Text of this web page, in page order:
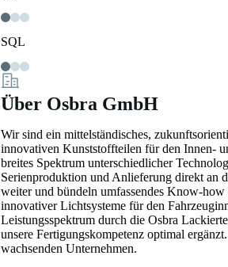
SQL
Über Osbra GmbH
Wir sind ein mittelständisches,
innovativen Kunststoffteilen für den Innen-
breites Spektrum unterschiedlicher
Serienproduktion und Anlieferung direkt an
weiter und bündeln umfassendes Know-
innovativer Lichtsysteme für den
Leistungsspektrum durch die Osbra
unsere Fertigungskompetenz optimal
wachsenden Unternehmen.